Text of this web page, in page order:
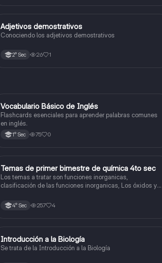
Inglés
Adjetivos demostrativos
Conociendo los adjetivos demostrativos
2° Sec 26 1
VInglés
Vocabulario Básico de Inglés
Flashcards esenciales para aprender palabras comunes
en inglés.
1° Sec 75 0
Química
Temas de primer bimestre de química 4to sec
Los temas a tratar son funciones inorganicas,
clasificación de las funciones inorganicas, Los óxidos y
4° Sec 257 4
Biología
Introducción a la Biología
Se trata de la Introducción a la Biología